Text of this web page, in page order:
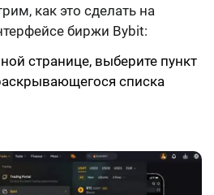
как это сделать на
биржи Bybit:
странице, выберите пункт
списка